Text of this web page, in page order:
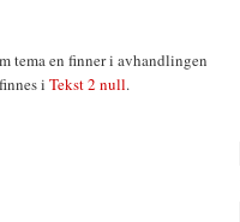
tema en finner i avhandlingen
i Tekst 2 null.